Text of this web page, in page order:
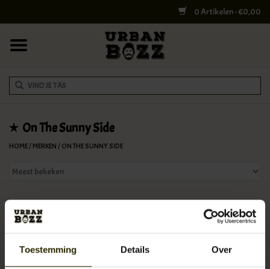
Toestemming Details Over
0 Artikelen - €0,00
COLLEGE BAGS
RUGZAKKEN
WERK & LAPTOPTASSEN
REISTASSEN
DOKTERSTASSEN
On The Sunny Side
HOME/MERKEN/ON THE SUNNY SIDE
Geen producten gevonden!...
Het Belgische 'On The Sunny Side' is een designermerk met vintage
herenkleding voor de moderne man. Stijlvolle items gemaakt naar